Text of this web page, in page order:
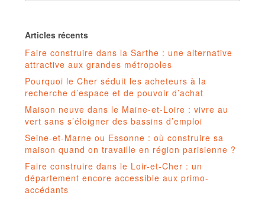
Articles récents
Faire construire dans la Sarthe : une alternative
attractive aux grandes métropoles
Pourquoi le Cher séduit les acheteurs à la
recherche d’espace et de pouvoir d’achat
Maison neuve dans le Maine-et-Loire : vivre au
vert sans s’éloigner des bassins d’emploi
Seine-et-Marne ou Essonne : où construire sa
maison quand on travaille en région parisienne ?
Faire construire dans le Loir-et-Cher : un
département encore accessible aux primo-
accédants